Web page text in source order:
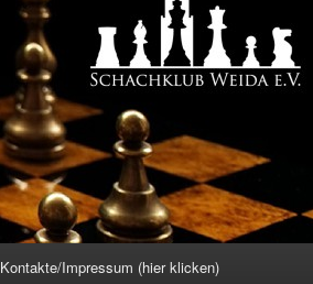
Kontakte/Impressum (hier klicken)